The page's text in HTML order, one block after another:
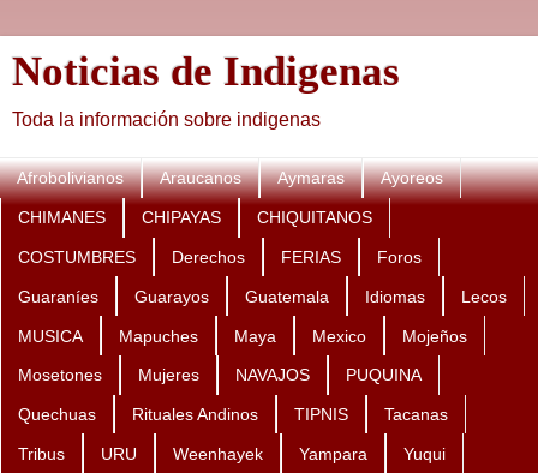
Noticias de Indigenas
Toda la información sobre indigenas
Afrobolivianos Araucanos Aymaras Ayoreos
CHIMANES CHIPAYAS CHIQUITANOS
COSTUMBRES Derechos FERIAS Foros
Guaraníes Guarayos Guatemala Idiomas Lecos
MUSICA Mapuches Maya Mexico Mojeños
Mosetones Mujeres NAVAJOS PUQUINA
Quechuas Rituales Andinos TIPNIS Tacanas
Tribus URU Weenhayek Yampara Yuqui